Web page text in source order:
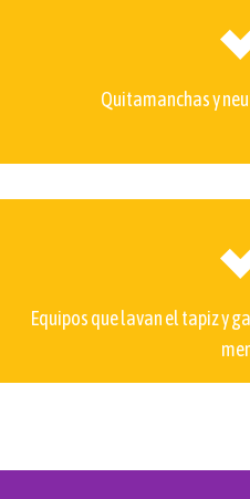
Quitamanchas y
Equipos que lavan el tapiz y